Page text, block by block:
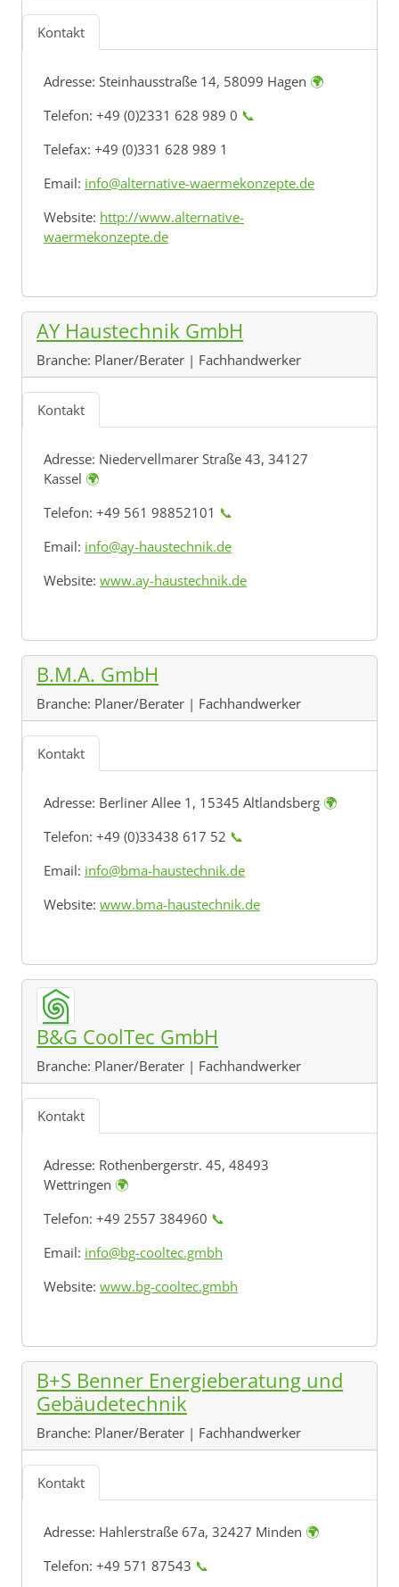
Kontakt
Adresse: Steinhausstraße 14, 58099 Hagen 🌍
Telefon: +49 (0)2331 628 989 0 📞
Telefax: +49 (0)331 628 989 1
Email: info@alternative-waermekonzepte.de
Website: http://www.alternative-
waermekonzepte.de
AY Haustechnik GmbH
Branche: Planer/Berater | Fachhandwerker
Kontakt
Adresse: Niedervellmarer Straße 43, 34127
Kassel 🌍
Telefon: +49 561 98852101 📞
Email: info@ay-haustechnik.de
Website: www.ay-haustechnik.de
B.M.A. GmbH
Branche: Planer/Berater | Fachhandwerker
Kontakt
Adresse: Berliner Allee 1, 15345 Altlandsberg 🌍
Telefon: +49 (0)33438 617 52 📞
Email: info@bma-haustechnik.de
Website: www.bma-haustechnik.de
B&G CoolTec GmbH
Branche: Planer/Berater | Fachhandwerker
Kontakt
Adresse: Rothenbergerstr. 45, 48493
Wettringen 🌍
Telefon: +49 2557 384960 📞
Email: info@bg-cooltec.gmbh
Website: www.bg-cooltec.gmbh
B+S Benner Energieberatung und
Gebäudetechnik
Branche: Planer/Berater | Fachhandwerker
Kontakt
Adresse: Hahlerstraße 67a, 32427 Minden 🌍
Telefon: +49 571 87543 📞